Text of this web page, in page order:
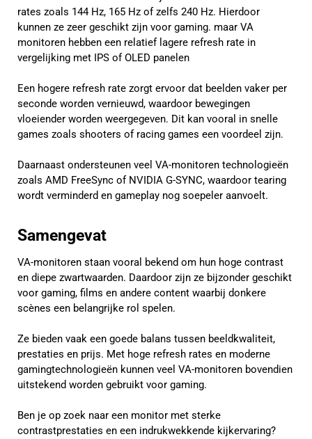
rates zoals 144 Hz, 165 Hz of zelfs 240 Hz. Hierdoor
kunnen ze zeer geschikt zijn voor gaming. maar VA
monitoren hebben een relatief lagere refresh rate in
vergelijking met IPS of OLED panelen
Een hogere refresh rate zorgt ervoor dat beelden vaker per
seconde worden vernieuwd, waardoor bewegingen
vloeiender worden weergegeven. Dit kan vooral in snelle
games zoals shooters of racing games een voordeel zijn.
Daarnaast ondersteunen veel VA-monitoren technologieën
zoals AMD FreeSync of NVIDIA G-SYNC, waardoor tearing
wordt verminderd en gameplay nog soepeler aanvoelt.
Samengevat
VA-monitoren staan vooral bekend om hun hoge contrast
en diepe zwartwaarden. Daardoor zijn ze bijzonder geschikt
voor gaming, films en andere content waarbij donkere
scènes een belangrijke rol spelen.
Ze bieden vaak een goede balans tussen beeldkwaliteit,
prestaties en prijs. Met hoge refresh rates en moderne
gamingtechnologieën kunnen veel VA-monitoren bovendien
uitstekend worden gebruikt voor gaming.
Ben je op zoek naar een monitor met sterke
contrastprestaties en een indrukwekkende kijkervaring?